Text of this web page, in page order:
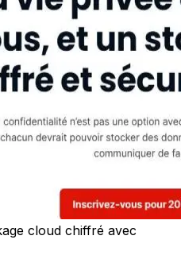
cloud chiffré avec